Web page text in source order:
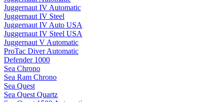
Juggernaut IV Automatic
Juggernaut IV Steel
Juggernaut IV Auto USA
Juggernaut IV Steel USA
Juggernaut V Automatic
ProTac Diver Automatic
Defender 1000
Sea Chrono
Sea Ram Chrono
Sea Quest
Sea Quest Quartz